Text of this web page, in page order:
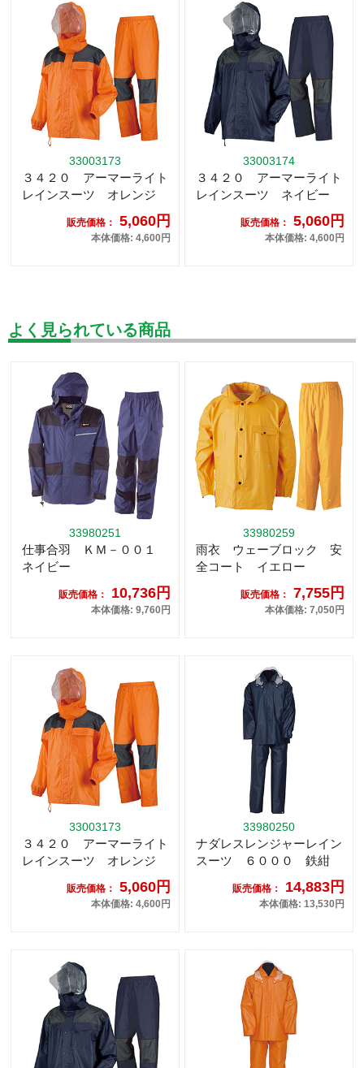
33003173
３４２０ アーマーライト
レインスーツ オレンジ
販売価格： 5,060円
本体価格: 4,600円
33003174
３４２０ アーマーライト
レインスーツ ネイビー
販売価格： 5,060円
本体価格: 4,600円
よく見られている商品
33980251
仕事合羽 ＫＭ－００１
ネイビー
販売価格： 10,736円
本体価格: 9,760円
33980259
雨衣 ウェーブロック 安
全コート イエロー
販売価格： 7,755円
本体価格: 7,050円
33003173
３４２０ アーマーライト
レインスーツ オレンジ
販売価格： 5,060円
本体価格: 4,600円
33980250
ナダレスレンジャーレイン
スーツ ６０００ 鉄紺
販売価格： 14,883円
本体価格: 13,530円